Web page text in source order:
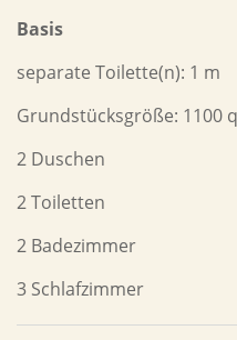
Basis
separate Toilette(n): 1 m
Grundstücksgröße: 1100
2 Duschen
2 Toiletten
2 Badezimmer
3 Schlafzimmer